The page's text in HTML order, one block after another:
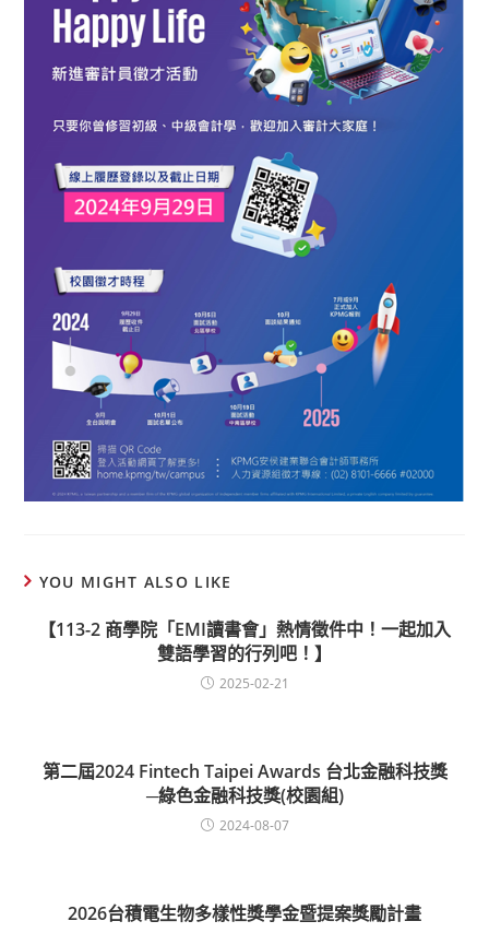
YOU MIGHT ALSO LIKE
【113-2 商學院「EMI讀書會」熱情徵件中！一起加入
雙語學習的行列吧！】
2025-02-21
第二屆2024 Fintech Taipei Awards 台北金融科技獎
─綠色金融科技獎(校園組)
2024-08-07
2026台積電生物多樣性獎學金暨提案獎勵計畫